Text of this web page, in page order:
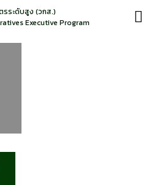
รระดับสูง (วกส.)
Executive Program